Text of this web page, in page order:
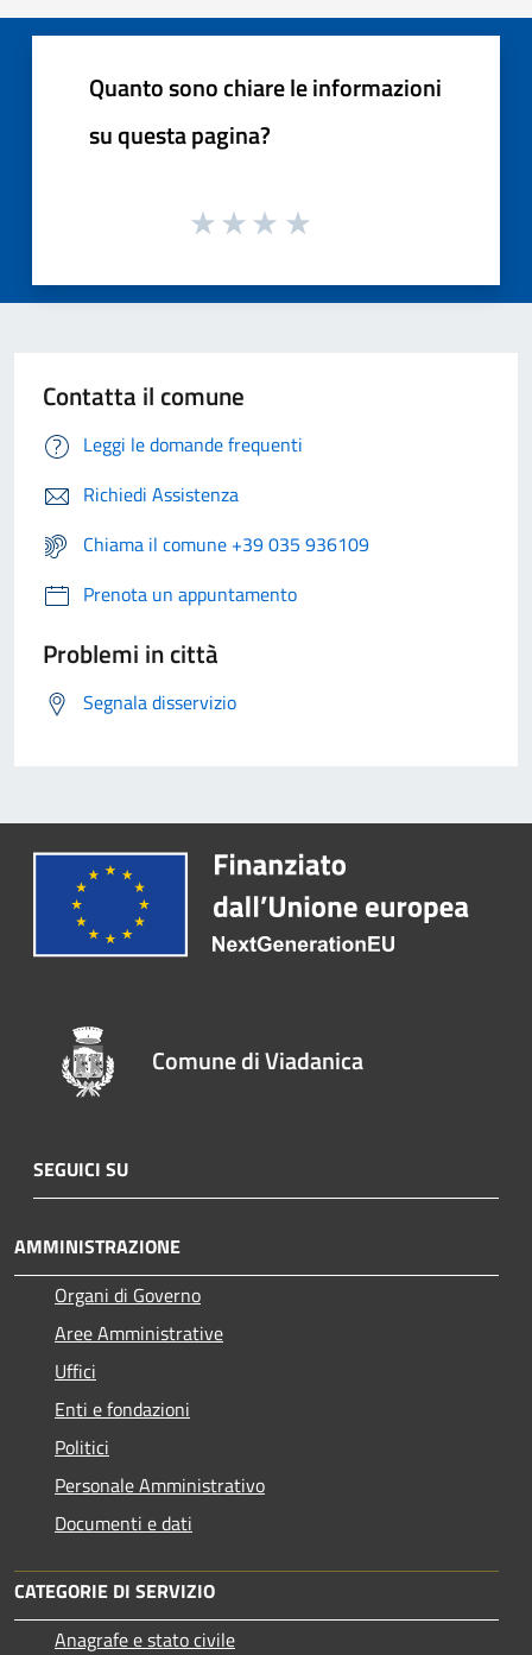
Quanto sono chiare le informazioni
su questa pagina?
Contatta il comune
Leggi le domande frequenti
Richiedi Assistenza
Chiama il comune +39 035 936109
Prenota un appuntamento
Problemi in città
Segnala disservizio
Comune di Viadanica
SEGUICI SU
AMMINISTRAZIONE
Organi di Governo
Aree Amministrative
Uffici
Enti e fondazioni
Politici
Personale Amministrativo
Documenti e dati
CATEGORIE DI SERVIZIO
Anagrafe e stato civile